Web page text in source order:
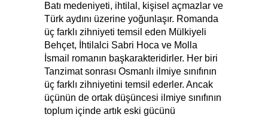
Batı medeniyeti, ihtilal, kişisel açmazlar ve
Türk aydını üzerine yoğunlaşır. Romanda
üç farklı zihniyeti temsil eden Mülkiyeli
Behçet, İhtilalci Sabri Hoca ve Molla
İsmail romanın başkarakteridirler. Her biri
Tanzimat sonrası Osmanlı ilmiye sınıfının
üç farklı zihniyetini temsil ederler. Ancak
üçünün de ortak düşüncesi ilmiye sınıfının
toplum içinde ar­tık eski gücünü